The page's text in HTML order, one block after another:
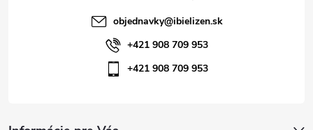
objednavky@ibielizen.sk
+421 908 709 953
+421 908 709 953